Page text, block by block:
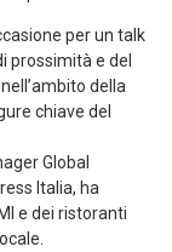
per un talk
prossimità e del
della
chiave del
Global
Italia, ha
e dei ristoranti